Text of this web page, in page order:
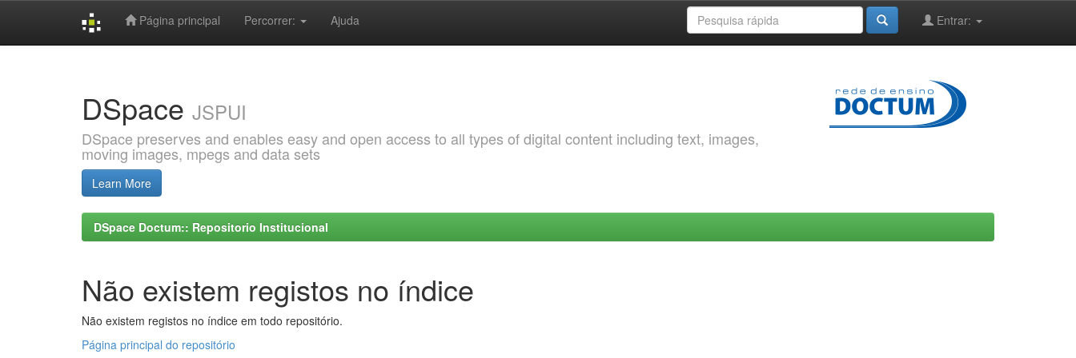
Página principal Percorrer: Ajuda Entrar:
DSpace JSPUI
DSpace preserves and enables easy and open access to all types of digital content including text, images,
moving images, mpegs and data sets
Learn More
DSpace Doctum:: Repositorio Institucional
Não existem registos no índice
Não existem registos no índice em todo repositório.
Página principal do repositório